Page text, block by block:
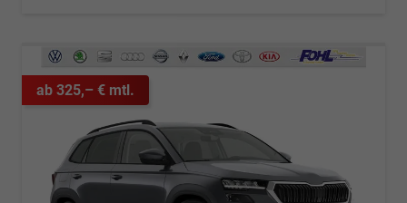
ab 325,– € mtl.